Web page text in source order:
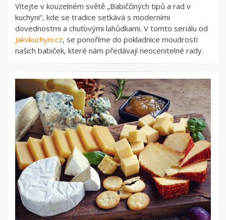
Vítejte v kouzelném světě „Babiččiných tipů a rad v
kuchyni“, kde se tradice setkává s moderními
dovednostmi a chuťovými lahůdkami. V tomto seriálu od
Jakvkuchyni.cz, se ponoříme do pokladnice moudrosti
našich babiček, které nám předávají neocenitelné rady.